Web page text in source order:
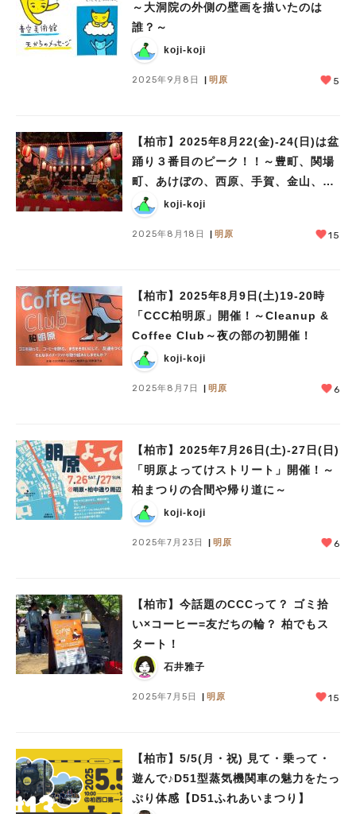
～大洞院の外側の壁画を描いたのは
誰？～
koji-koji
2025年9月8日 明原 5
【柏市】2025年8月22(金)‐24(日)は盆
踊り３番目のピーク！！～豊町、関場
町、あけぼの、西原、手賀、金山、富
里、藤心、旭町、十余二、光ヶ丘、中
新宿、明原、常盤台、松葉町～
koji-koji
2025年8月18日 明原 15
【柏市】2025年8月9日(土)19-20時
「CCC柏明原」開催！～Cleanup &
Coffee Club～夜の部の初開催！
koji-koji
2025年8月7日 明原 6
【柏市】2025年7月26日(土)‐27日(日)
「明原よってけストリート」開催！～
柏まつりの合間や帰り道に～
koji-koji
2025年7月23日 明原 6
【柏市】今話題のCCCって？ ゴミ拾
い×コーヒー=友だちの輪？ 柏でもス
タート！
石井雅子
2025年7月5日 明原 15
【柏市】5/5(月・祝) 見て・乗って・
遊んで♪D51型蒸気機関車の魅力をたっ
ぷり体感【D51ふれあいまつり】